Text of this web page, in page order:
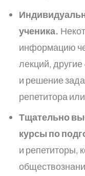
ученика.
информацию
лекций, другие
и решение
репетитора
Тщательно
курсы по
и репетиторы,